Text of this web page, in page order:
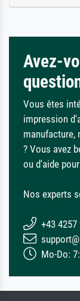
Avez-
Vous êtes
impression
manufacture,
? Vous avez
ou d'aide
Nos experts
+43 4257
Mo-Do: